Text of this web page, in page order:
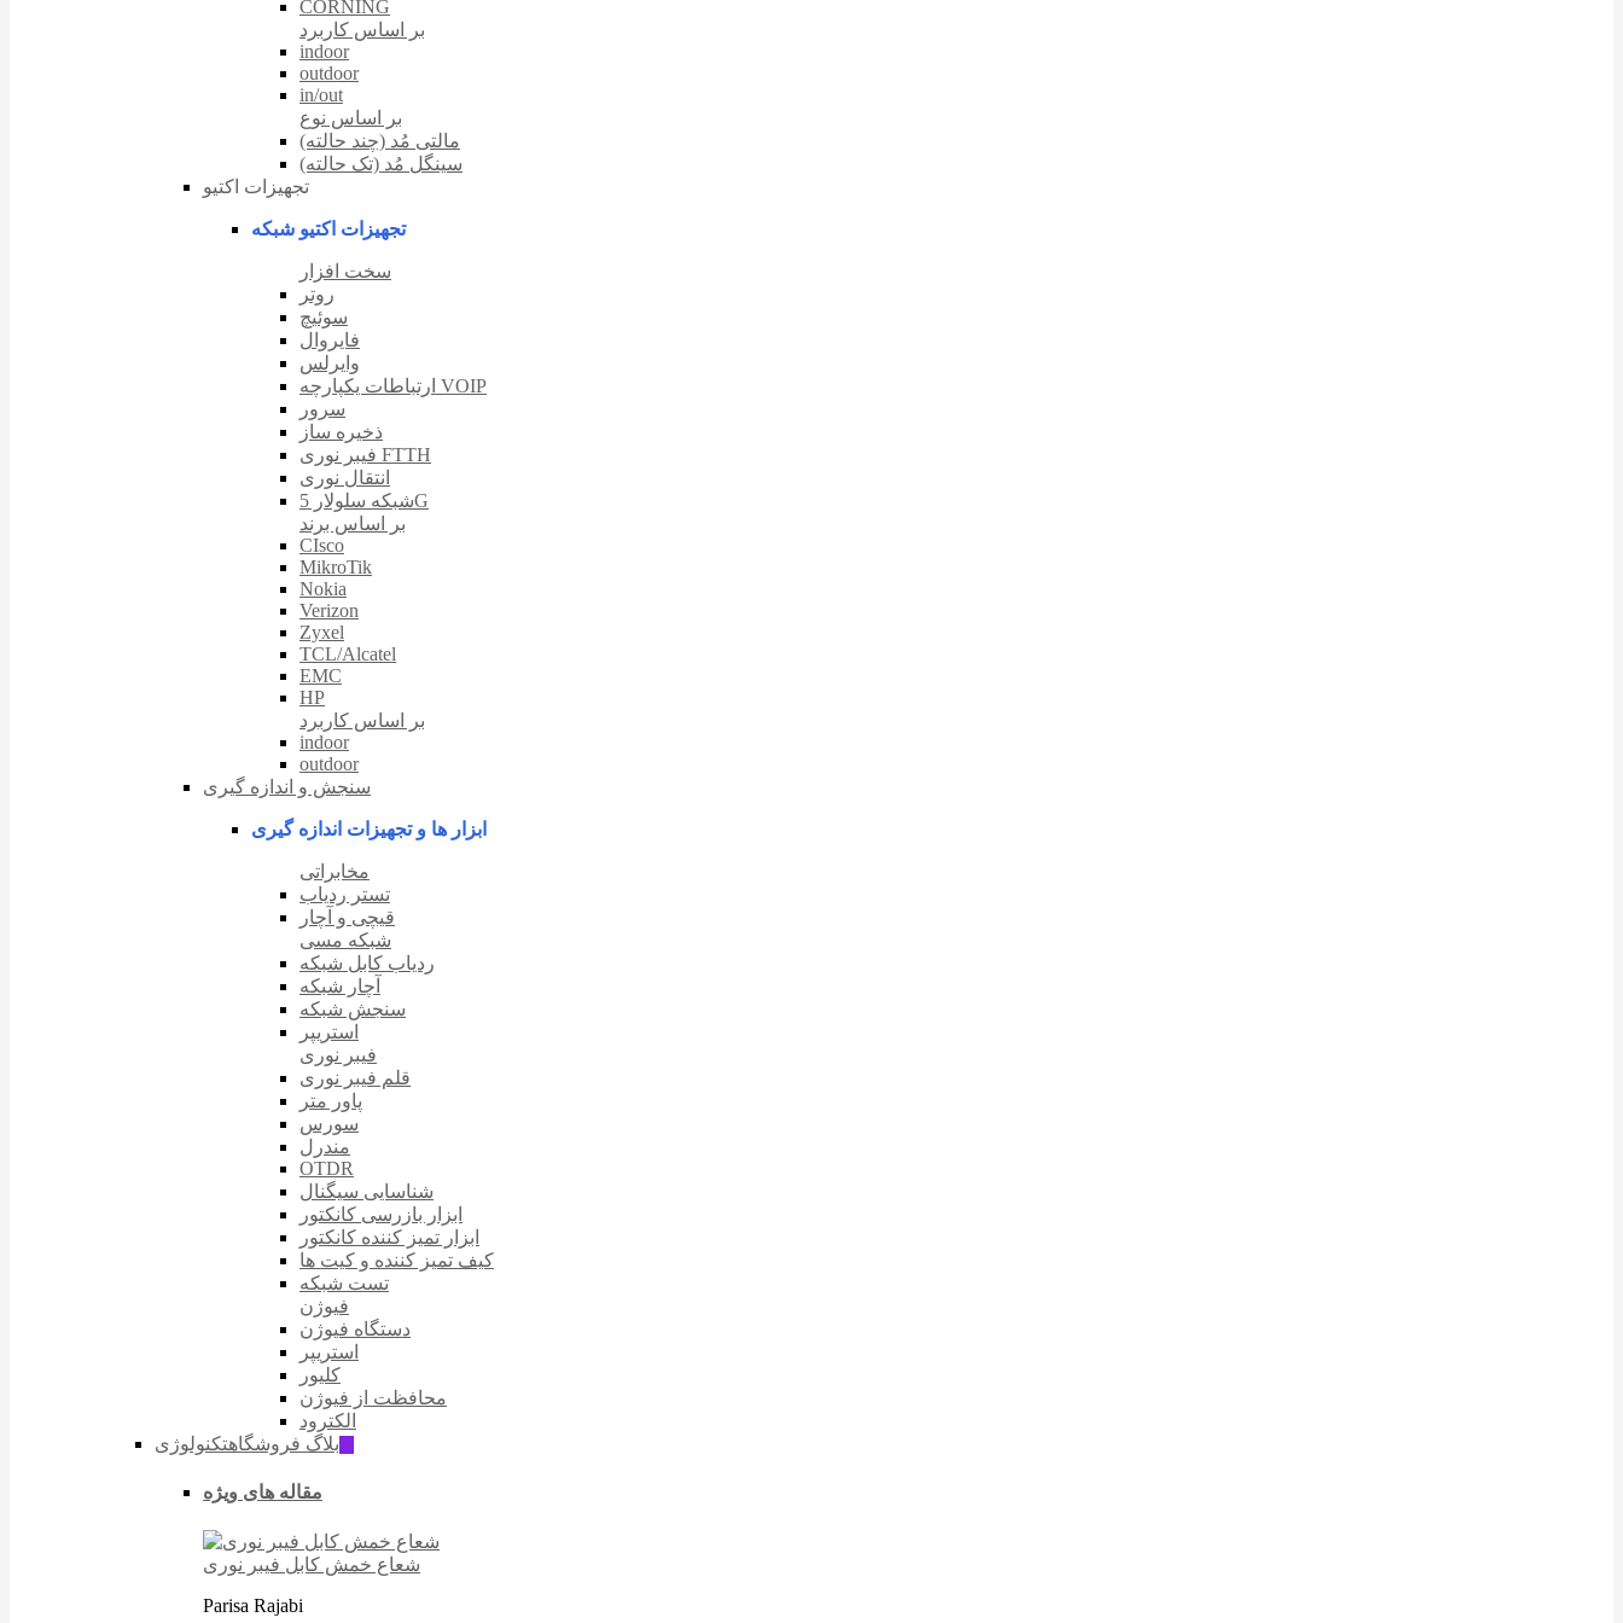
CORNING
بر اساس کاربرد
indoor
outdoor
in/out
بر اساس نوع
مالتی مُد (چند حالته)
سینگل مُد (تک حالته)
تجهیزات اکتیو
تجهیزات اکتیو شبکه
سخت افزار
روتر
سوئیچ
فایروال
وایرلس
ارتباطات یکپارچه VOIP
سرور
ذخیره ساز
فیبر نوری FTTH
انتقال نوری
شبکه سلولار 5G
بر اساس برند
CIsco
MikroTik
Nokia
Verizon
Zyxel
TCL/Alcatel
EMC
HP
بر اساس کاربرد
indoor
outdoor
سنجش و اندازه گیری
ابزار ها و تجهیزات اندازه گیری
مخابراتی
تستر ردیاب
قیچی و آچار
شبکه مسی
ردیاب کابل شبکه
آچار شبکه
سنجش شبکه
استریپر
فیبر نوری
قلم فیبر نوری
پاور متر
سورس
مندرل
OTDR
شناسایی سیگنال
ابزار بازرسی کانکتور
ابزار تمیز کننده کانکتور
کیف تمیز کننده و کیت ها
تست شبکه
فیوژن
دستگاه فیوژن
استریپر
کلیور
محافظت از فیوژن
الکترود
بلاگ فروشگاهتکنولوژی
مقاله های ویژه
شعاع خمش کابل فیبر نوری
Parisa Rajabi